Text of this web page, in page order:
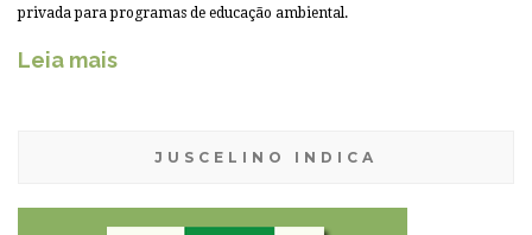
privada para programas de educação ambiental.
Leia mais
JUSCELINO INDICA